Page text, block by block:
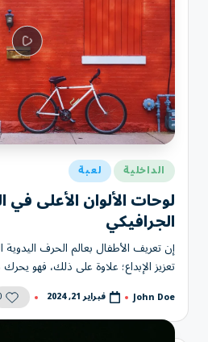
نُشر
في
الداخلية لعبة
لوحات الألوان الأعلى
الجرافيكي
إن تعريف الأطفال بعالم الحرف
تعزيز الإبداع؛ علاوة على ذلك، فهو
تمّ
بواسطة
John Doe فبراير 21, 2024